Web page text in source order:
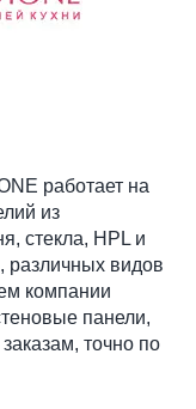
работает на
из
стекла, HPL и
различных видов
компании
панели,
точно по